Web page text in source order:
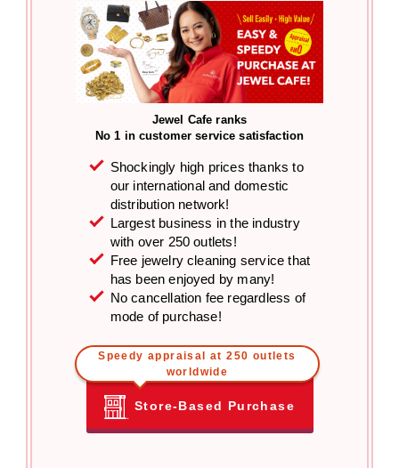
Jewel Cafe ranks
No 1 in customer service satisfaction
Shockingly high prices thanks to
our international and domestic
distribution network!
Largest business in the industry
with over 250 outlets!
Free jewelry cleaning service that
has been enjoyed by many!
No cancellation fee regardless of
mode of purchase!
Speedy appraisal at 250 outlets
worldwide
Store-Based Purchase